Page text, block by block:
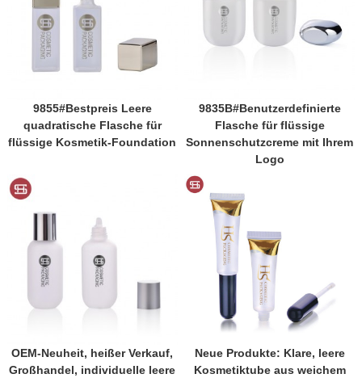
9855#Bestpreis Leere
quadratische Flasche für
flüssige Kosmetik-Foundation
9835B#Benutzerdefinierte
Flasche für flüssige
Sonnenschutzcreme mit Ihrem
Logo
OEM-Neuheit, heißer Verkauf,
Großhandel, individuelle leere
Neue Produkte: Klare, leere
Kosmetiktube aus weichem